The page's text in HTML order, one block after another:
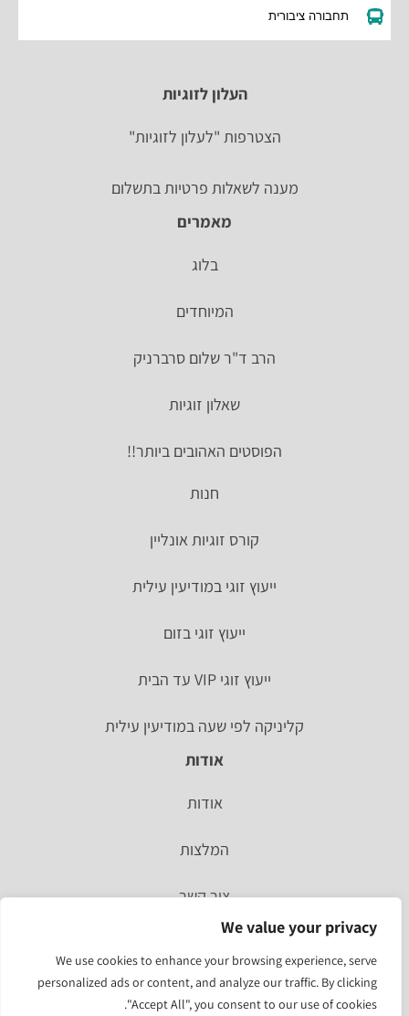
We value your privacy
We use cookies to enhance your browsing experience, serve
personalized ads or content, and analyze our traffic. By clicking
"Accept All", you consent to our use of cookies.
תחבורה ציבורית
העלון לזוגיות
הצטרפות "לעלון לזוגיות"
מענה לשאלות פרטיות בתשלום
מאמרים
בלוג
המיוחדים
הרב ד"ר שלום סרברניק
שאלון זוגיות
הפוסטים האהובים ביותר!!
חנות
קורס זוגיות אונליין
ייעוץ זוגי במודיעין עילית
ייעוץ זוגי בזום
ייעוץ זוגי VIP עד הבית
קליניקה לפי שעה במודיעין עילית
אודות
אודות
המלצות
צור קשר
מהעיתונות